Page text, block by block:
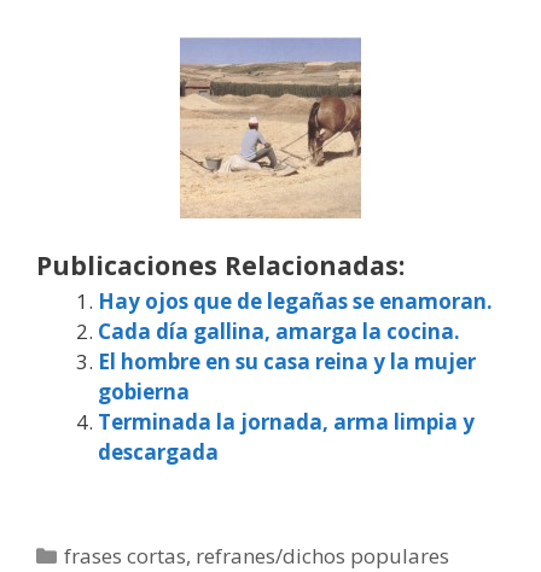
Publicaciones Relacionadas:
Hay ojos que de legañas se enamoran.
Cada día gallina, amarga la cocina.
El hombre en su casa reina y la mujer
gobierna
Terminada la jornada, arma limpia y
descargada
Categorías
frases cortas, refranes/dichos populares